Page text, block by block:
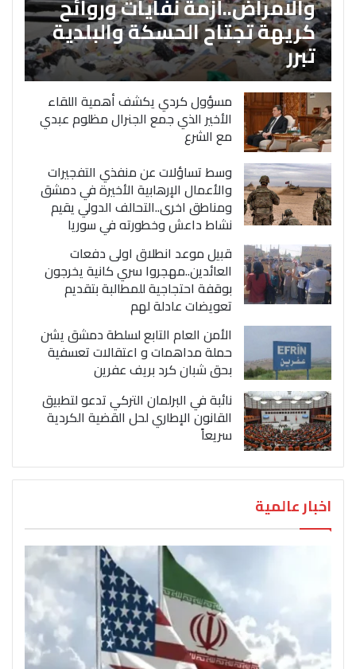
كريهة تجتاح الحسكة والبلدية
تبرر
مسؤول كردي يكشف أهمية اللقاء
الأخير الذي جمع الجنرال مظلوم عبدي
مع الشرع
وسط تساؤلات عن منفذي التفجيرات
والأعمال الإرهابية الأخيرة في دمشق
ومناطق اخرى..التحالف الدولي يقيم
نشاط داعش وخطورته في سوريا
قبيل موعد انطلاق اولى دفعات
العائدين..مهجروا سري كانية يخرجون
بوقفة احتجاجية للمطالبة بتقديم
تعويضات عادلة لهم
الأمن العام التابع لسلطة دمشق يشن
حملة مداهمات و اعتقالات تعسفية
بحق شبان كرد بريف عفرين
نائبة في البرلمان التركي تدعو لتطبيق
القانون الإطاري لحل القضية الكردية
سريعاً
اخبار عالمية